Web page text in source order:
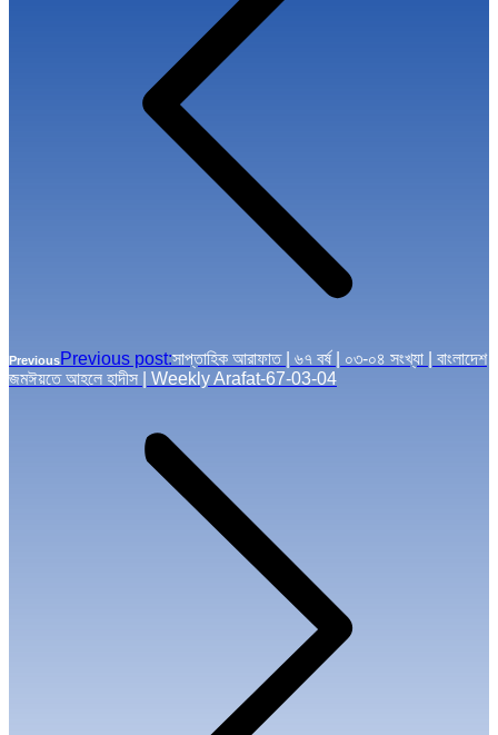
PreviousPrevious post:সাপ্তাহিক আরাফাত | ৬৭ বর্ষ | ০৩-০৪ সংখ্যা | বাংলাদেশ
জমঈয়তে আহলে হাদীস | Weekly Arafat-67-03-04